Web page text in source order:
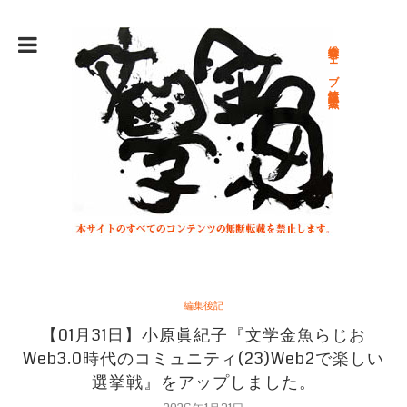
総合文学ウェブ情報誌 文学金魚
編集後記
【01月31日】小原眞紀子『文学金魚らじお
Web3.0時代のコミュニティ(23)Web2で楽しい
選挙戦』をアップしました。